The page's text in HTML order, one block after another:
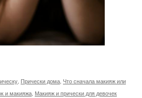
, Прически дома, Что сначала макияж или
и макияжа, Макияж и прически для девочек